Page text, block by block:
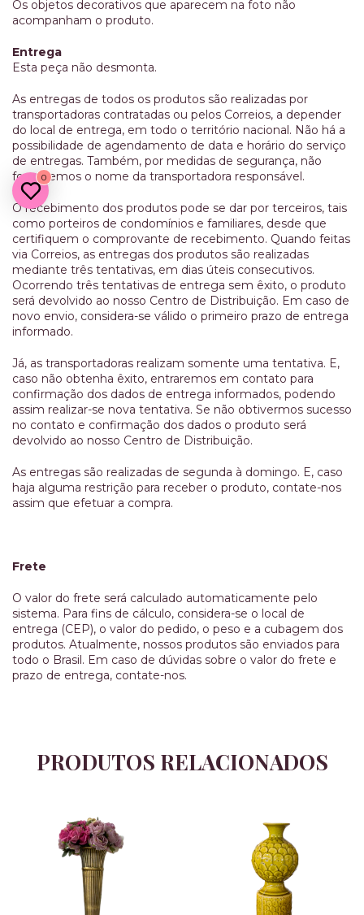
Os objetos decorativos que aparecem na foto não
acompanham o produto.
Entrega
Esta peça não desmonta.
As entregas de todos os produtos são realizadas por
transportadoras contratadas ou pelos Correios, a depender
do local de entrega, em todo o território nacional. Não há a
possibilidade de agendamento de data e horário do serviço
de entregas. Também, por medidas de segurança, não
fornecemos o nome da transportadora responsável.
O recebimento dos produtos pode se dar por terceiros, tais
como porteiros de condomínios e familiares, desde que
certifiquem o comprovante de recebimento. Quando feitas
via Correios, as entregas dos produtos são realizadas
mediante três tentativas, em dias úteis consecutivos.
Ocorrendo três tentativas de entrega sem êxito, o produto
será devolvido ao nosso Centro de Distribuição. Em caso de
novo envio, considera-se válido o primeiro prazo de entrega
informado.
Já, as transportadoras realizam somente uma tentativa. E,
caso não obtenha êxito, entraremos em contato para
confirmação dos dados de entrega informados, podendo
assim realizar-se nova tentativa. Se não obtivermos sucesso
no contato e confirmação dos dados o produto será
devolvido ao nosso Centro de Distribuição.
As entregas são realizadas de segunda à domingo. E, caso
haja alguma restrição para receber o produto, contate-nos
assim que efetuar a compra.
Frete
O valor do frete será calculado automaticamente pelo
sistema. Para fins de cálculo, considera-se o local de
entrega (CEP), o valor do pedido, o peso e a cubagem dos
produtos. Atualmente, nossos produtos são enviados para
todo o Brasil. Em caso de dúvidas sobre o valor do frete e
prazo de entrega, contate-nos.
PRODUTOS RELACIONADOS
0